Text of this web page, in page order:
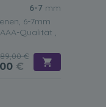
6-7 mm
6-7mm
Qualität ,
€
€